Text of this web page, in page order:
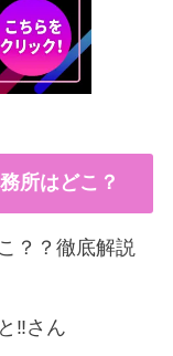
所はどこ？
？？徹底解説
‼︎さん